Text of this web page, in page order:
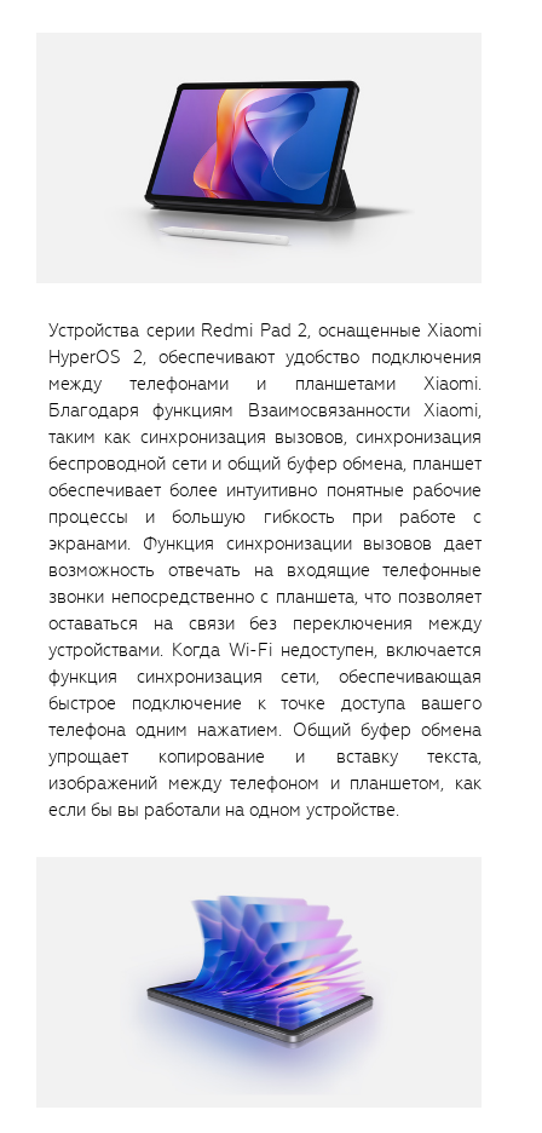
Устройства серии Redmi Pad 2, оснащенные Xiaomi
HyperOS 2, обеспечивают удобство подключения
между телефонами и планшетами Xiaomi.
Благодаря функциям Взаимосвязанности Xiaomi,
таким как синхронизация вызовов, синхронизация
беспроводной сети и общий буфер обмена, планшет
обеспечивает более интуитивно понятные рабочие
процессы и большую гибкость при работе с
экранами. Функция синхронизации вызовов дает
возможность отвечать на входящие телефонные
звонки непосредственно с планшета, что позволяет
оставаться на связи без переключения между
устройствами. Когда Wi-Fi недоступен, включается
функция синхронизация сети, обеспечивающая
быстрое подключение к точке доступа вашего
телефона одним нажатием. Общий буфер обмена
упрощает копирование и вставку текста,
изображений между телефоном и планшетом, как
если бы вы работали на одном устройстве.